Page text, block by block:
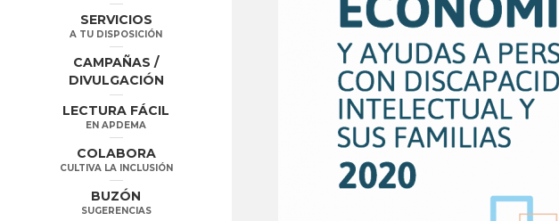
SERVICIOS
A TU DISPOSICIÓN
CAMPAÑAS /
DIVULGACIÓN
LECTURA FÁCIL
EN APDEMA
COLABORA
CULTIVA LA INCLUSIÓN
BUZÓN
SUGERENCIAS